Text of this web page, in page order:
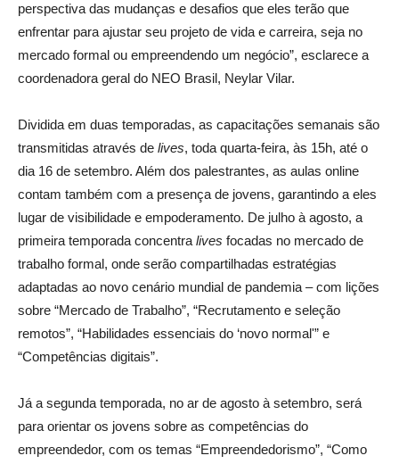
perspectiva das mudanças e desafios que eles terão que
enfrentar para ajustar seu projeto de vida e carreira, seja no
mercado formal ou empreendendo um negócio”, esclarece a
coordenadora geral do NEO Brasil, Neylar Vilar.
Dividida em duas temporadas, as capacitações semanais são
transmitidas através de lives, toda quarta-feira, às 15h, até o
dia 16 de setembro. Além dos palestrantes, as aulas online
contam também com a presença de jovens, garantindo a eles
lugar de visibilidade e empoderamento. De julho à agosto, a
primeira temporada concentra lives focadas no mercado de
trabalho formal, onde serão compartilhadas estratégias
adaptadas ao novo cenário mundial de pandemia – com lições
sobre “Mercado de Trabalho”, “Recrutamento e seleção
remotos”, “Habilidades essenciais do ‘novo normal'” e
“Competências digitais”.
Já a segunda temporada, no ar de agosto à setembro, será
para orientar os jovens sobre as competências do
empreendedor, com os temas “Empreendedorismo”, “Como